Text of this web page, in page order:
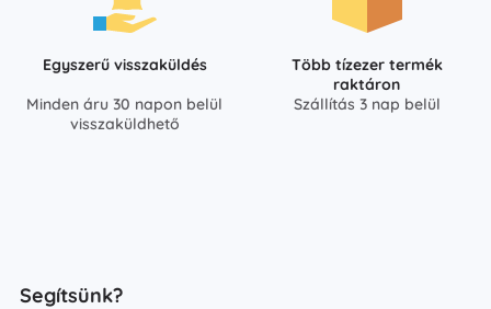
Egyszerű visszaküldés
Minden áru 30 napon belül
visszaküldhető
Több tízezer termék
raktáron
Szállítás 3 nap belül
Segítsünk?